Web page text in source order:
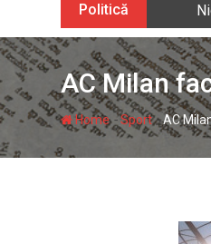
Politică
AC Milan
Home-Sport-AC